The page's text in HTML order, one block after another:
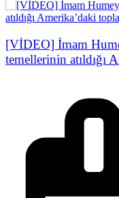
[VİDEO] İmam
temellerinin atıldığı